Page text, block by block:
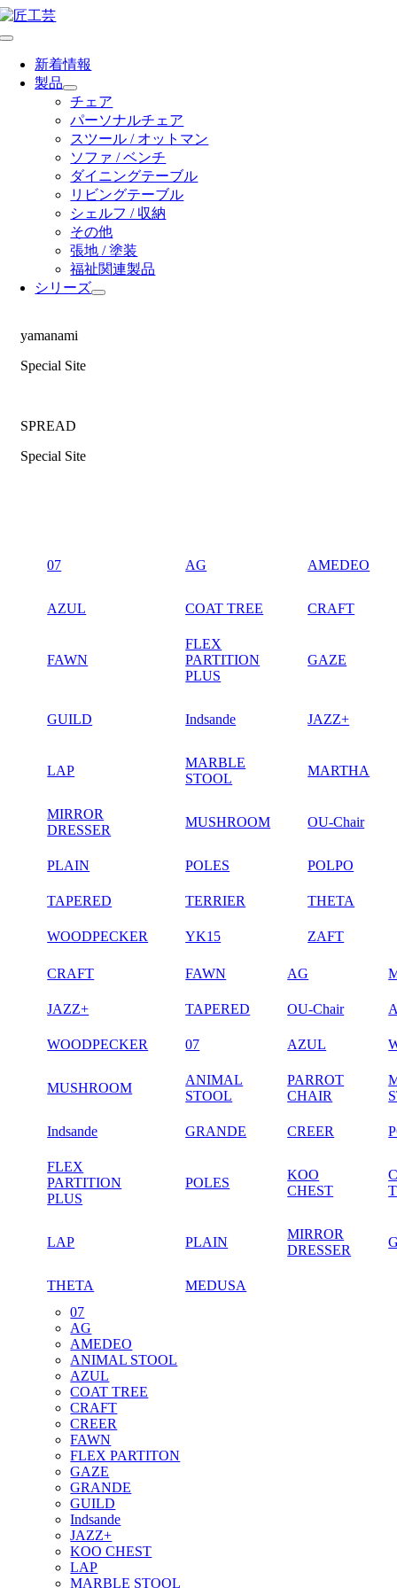
Skip
content
Toggle
Navigation新着情報
製品
チェア
パーソナルチェア
スツール / オットマン
ソファ / ベンチ
ダイニングテーブル
リビングテーブル
シェルフ / 収納
その他
張地 / 塗装
福祉関連製品
シリーズ
yamanami
Special Site
SPREAD
Special Site
07 AG AMEDEO
AZUL COAT TREE CRAFT
FAWN
FLEX
PARTITION
PLUS
GAZE
GUILD Indsande JAZZ+
LAP
MARBLE
STOOL
MARTHA
MIRROR
DRESSER
MUSHROOM OU-Chair
PLAIN POLES POLPO
TAPERED TERRIER THETA
WOODPECKER YK15 ZAFT
CRAFT FAWN AG
JAZZ+ TAPERED OU-Chair
WOODPECKER 07 AZUL
MUSHROOM
ANIMAL
STOOL
PARROT
CHAIR
Indsande GRANDE CREER
FLEX
PARTITION
PLUS
POLES
KOO
CHEST
LAP PLAIN
MIRROR
DRESSER
THETA
MEDUSA
07
AG
AMEDEO
ANIMAL STOOL
AZUL
COAT TREE
CRAFT
CREER
FAWN
FLEX PARTITON
GAZE
GRANDE
GUILD
Indsande
JAZZ+
KOO CHEST
LAP
MARBLE STOOL